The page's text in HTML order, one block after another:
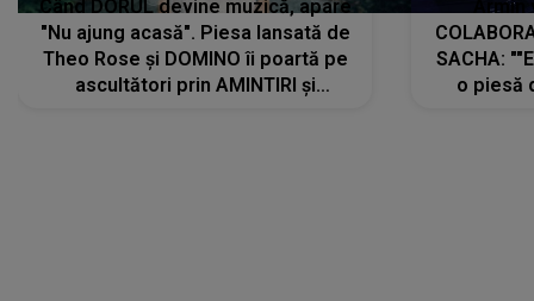
Când DORUL devine muzică, apare
"Nu ajung acasă". Piesa lansată de
Theo Rose și DOMINO îi poartă pe
ascultători prin AMINTIRI și
SACHA:
o piesă